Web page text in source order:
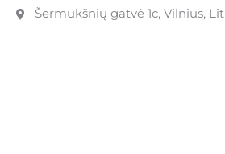
Šermukšnių gatvė 1c, Vilnius,